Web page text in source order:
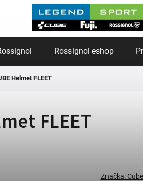
Rossignol eshop
Helmet FLEET
FLEET
Značka:Cube